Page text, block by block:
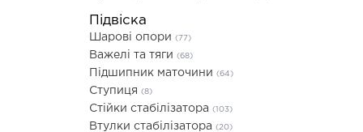
Підвіска
Шарові опори (77)
Важелі та тяги (68)
Підшипник маточини (64)
Ступиця (8)
Стійки стабілізатора (103)
Втулки стабілізатора (20)